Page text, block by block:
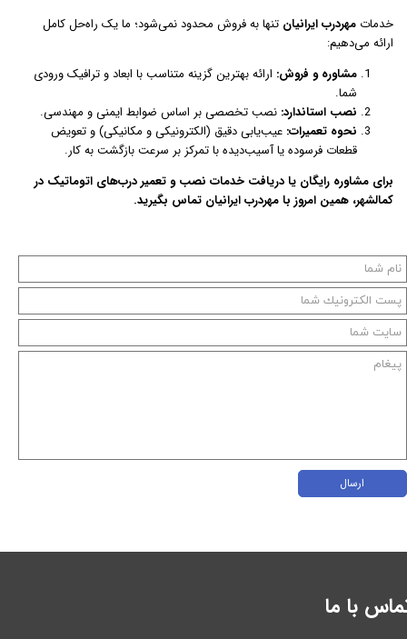
خدمات مهردرب ایرانیان تنها به فروش محدود نمی‌شود؛ ما یک راه‌حل کامل
ارائه می‌دهیم:
مشاوره و فروش: ارائه بهترین گزینه متناسب با ابعاد و ترافیک ورودی
شما.
نصب استاندارد: نصب تخصصی بر اساس ضوابط ایمنی و مهندسی.
نحوه تعمیرات: عیب‌یابی دقیق (الکترونیکی و مکانیکی) و تعویض
قطعات فرسوده یا آسیب‌دیده با تمرکز بر سرعت بازگشت به کار.
برای مشاوره رایگان یا دریافت خدمات نصب و تعمیر درب‌های اتوماتیک در
کمالشهر، همین امروز با مهردرب ایرانیان تماس بگیرید.
ارسال
با ما